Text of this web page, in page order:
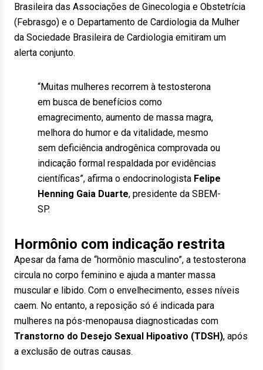
Brasileira das Associações de Ginecologia e Obstetrícia
(Febrasgo) e o Departamento de Cardiologia da Mulher
da Sociedade Brasileira de Cardiologia emitiram um
alerta conjunto.
“Muitas mulheres recorrem à testosterona
em busca de benefícios como
emagrecimento, aumento de massa magra,
melhora do humor e da vitalidade, mesmo
sem deficiência androgênica comprovada ou
indicação formal respaldada por evidências
científicas”, afirma o endocrinologista Felipe
Henning Gaia Duarte, presidente da SBEM-
SP.
Hormônio com indicação restrita
Apesar da fama de “hormônio masculino”, a testosterona
circula no corpo feminino e ajuda a manter massa
muscular e libido. Com o envelhecimento, esses níveis
caem. No entanto, a reposição só é indicada para
mulheres na pós-menopausa diagnosticadas com
Transtorno do Desejo Sexual Hipoativo (TDSH), após
a exclusão de outras causas.